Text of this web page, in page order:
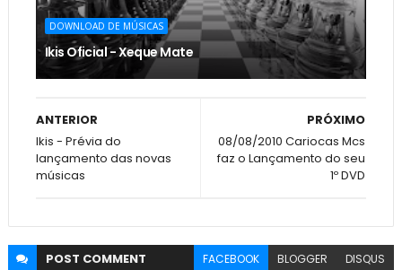
DOWNLOAD DE MÚSICAS
Ikis Oficial - Xeque Mate
PRÓXIMO
08/08/2010 Cariocas Mcs
faz o Lançamento do seu
1º DVD
ANTERIOR
Ikis - Prévia do
lançamento das novas
músicas
POST COMMENT FACEBOOK BLOGGER DISQUS